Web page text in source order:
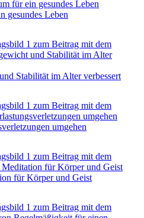
gesundes Leben
Stabilität im Alter verbessert
umgehen
für Körper und Geist